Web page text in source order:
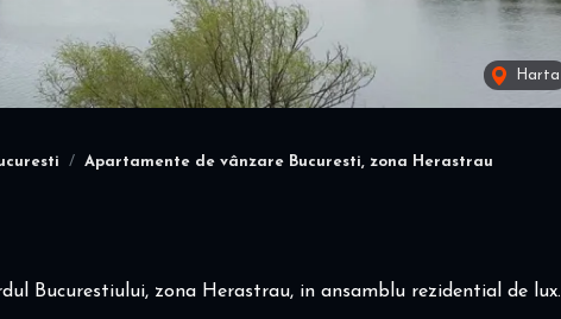
Harta
Apartamente de vânzare Bucuresti, zona Herastrau
Bucurestiului, zona Herastrau, in ansamblu rezidential de lux.